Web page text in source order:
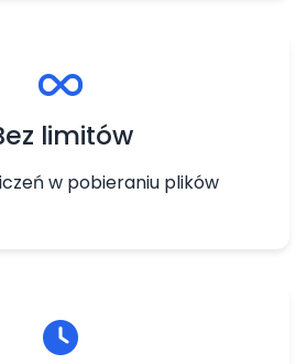
limitów
w pobieraniu plików